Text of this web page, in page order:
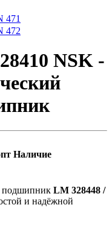
471
472
NSK -
Наличие
подшипник LM 328448 /
и надёжной